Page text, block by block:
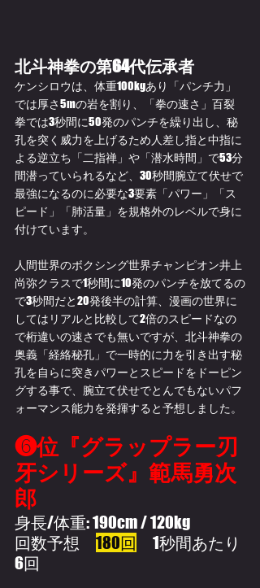
北斗神拳の第64代伝承者
ケンシロウは、体重100kgあり「パンチ力」
では厚さ5mの岩を割り、「拳の速さ」百裂
拳では3秒間に50発のパンチを繰り出し、秘
孔を突く威力を上げるため人差し指と中指に
よる逆立ち「二指禅」や「潜水時間」で53分
間潜っていられるなど、30秒間腕立て伏せで
最強になるのに必要な3要素「パワー」「ス
ピード」「肺活量」を規格外のレベルで身に
付けています。
人間世界のボクシング世界チャンピオン井上
尚弥クラスで1秒間に10発のパンチを放てるの
で3秒間だと20発後半の計算、漫画の世界に
してはリアルと比較して2倍のスピードなの
で桁違いの速さでも無いですが、北斗神拳の
奥義「経絡秘孔」で一時的に力を引き出す秘
孔を自らに突きパワーとスピードをドーピン
グする事で、腕立て伏せでとんでもないパフ
ォーマンス能力を発揮すると予想しました。
❻位『グラップラー刃
牙シリーズ』範馬勇次
郎
身長/体重: 190cm / 120kg
回数予想 180回 1秒間あたり
6回